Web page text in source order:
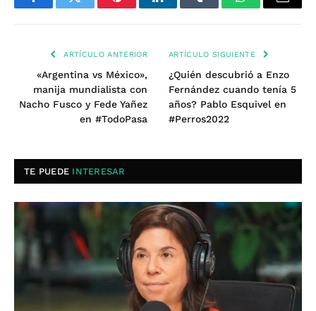
FacebookTwitter PinterestLinkedInTumblr WhatsAppEmail
ARTÍCULO ANTERIOR
«Argentina vs México»,
manija mundialista con
Nacho Fusco y Fede Yañez
en #TodoPasa
ARTÍCULO SIGUIENTE
¿Quién descubrió a Enzo
Fernández cuando tenía 5
años? Pablo Esquivel en
#Perros2022
TE PUEDE INTERESAR